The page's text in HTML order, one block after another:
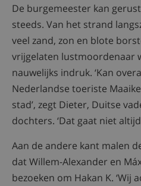
De burgemeester kan
steeds. Van het strand
veel zand, zon en blote
vrijgelaten lustmoordenaar
nauwelijks indruk. ‘Kan
Nederlandse toeriste
stad’, zegt Dieter, Duitse
dochters. ‘Dat gaat niet altijd
Aan de andere kant malen
dat Willem-Alexander en
bezoeken om Hakan K. ‘Wij